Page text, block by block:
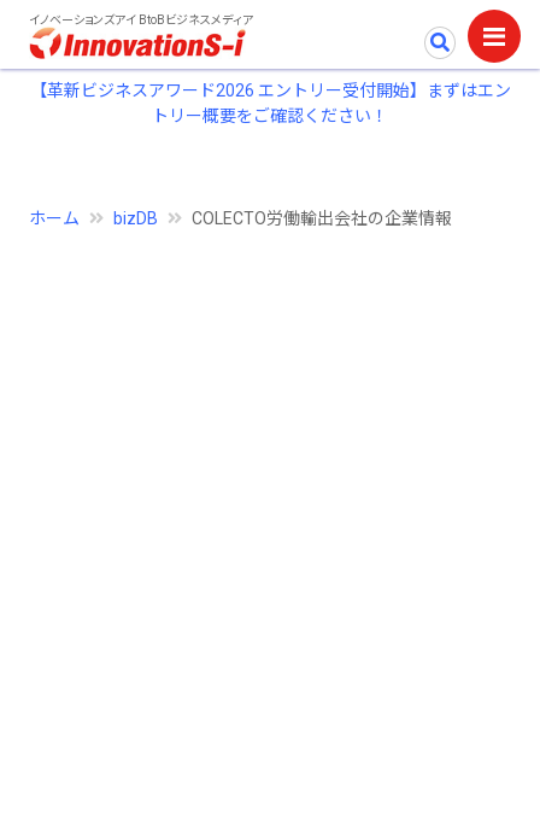
イノベーションズアイ BtoBビジネスメディア
【革新ビジネスアワード2026 エントリー受付開始】まずはエン
トリー概要をご確認ください！
ホーム bizDB COLECTO労働輸出会社の企業情報